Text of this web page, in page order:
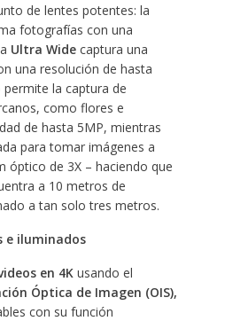
de lentes potentes: la
fotografías con una
Ultra Widecaptura una
una resolución de hasta
permite la captura de
como flores e
de hasta 5MP, mientras
para tomar imágenes a
óptico de 3X – haciendo que
a 10 metros de
a tan solo tres metros.
e iluminados
en 4Kusando el
Óptica de Imagen (OIS),
con su función